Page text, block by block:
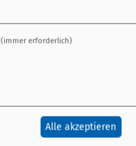
(immer erforderlich)
Alle akzeptieren